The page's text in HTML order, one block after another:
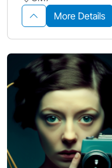
More Details